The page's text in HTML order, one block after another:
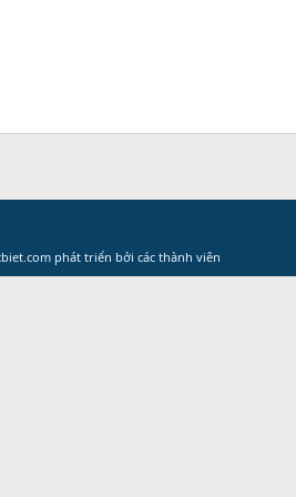
phát triển bởi các thành viên